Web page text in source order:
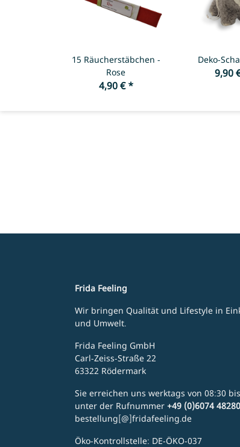
15 Räucherstäbchen -
Rose
4,90 €*
Deko-
9,90
Frida Feeling
Wir bringen Qualität und Lifestyle in
und Umwelt.
Frida Feeling GmbH
Carl-Zeiss-Straße 22
63322 Rödermark
Sie erreichen uns werktags von 08:30
unter der Rufnummer +49 (0)6074
bestellung[@]fridafeeling.de
Öko-Kontrollstelle: DE-ÖKO-037